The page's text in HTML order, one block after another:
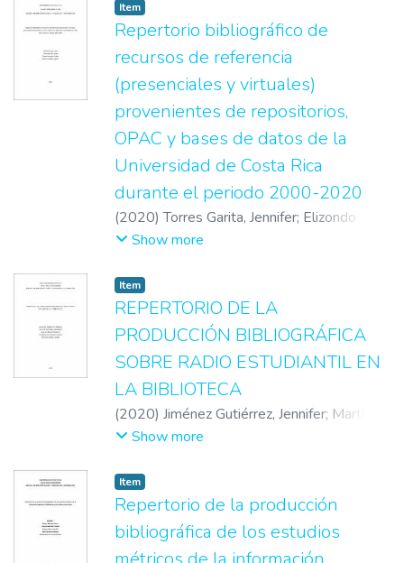
Item
Repertorio bibliográfico de
recursos de referencia
(presenciales y virtuales)
provenientes de repositorios,
OPAC y bases de datos de la
Universidad de Costa Rica
durante el periodo 2000-2020
(2020)Torres Garita, Jennifer; Elizondo
Vargas, Paola;
Show more
Item
REPERTORIO DE LA
PRODUCCIÓN BIBLIOGRÁFICA
SOBRE RADIO ESTUDIANTIL EN
LA BIBLIOTECA
(2020) Jiménez Gutiérrez, Jennifer; Martínez
Calderón, Edward
Genesis
Show more
Item
Repertorio de la producción
bibliográfica de los estudios